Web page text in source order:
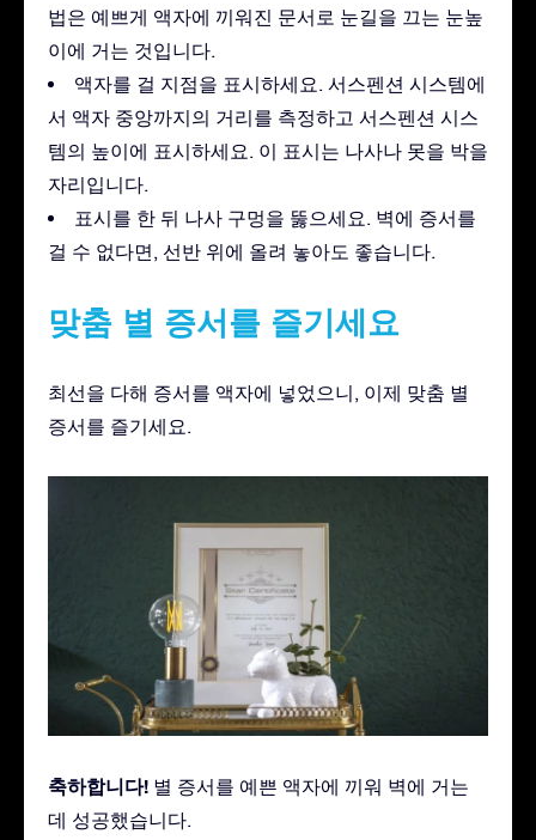
법은 예쁘게 액자에 끼워진 문서로 눈길을 끄는 눈높
이에 거는 것입니다.
액자를 걸 지점을 표시하세요. 서스펜션 시스템에
서 액자 중앙까지의 거리를 측정하고 서스펜션 시스
템의 높이에 표시하세요. 이 표시는 나사나 못을 박을
자리입니다.
표시를 한 뒤 나사 구멍을 뚫으세요. 벽에 증서를
걸 수 없다면, 선반 위에 올려 놓아도 좋습니다.
맞춤 별 증서를 즐기세요
최선을 다해 증서를 액자에 넣었으니, 이제 맞춤 별
증서를 즐기세요.
축하합니다! 별 증서를 예쁜 액자에 끼워 벽에 거는
데 성공했습니다.